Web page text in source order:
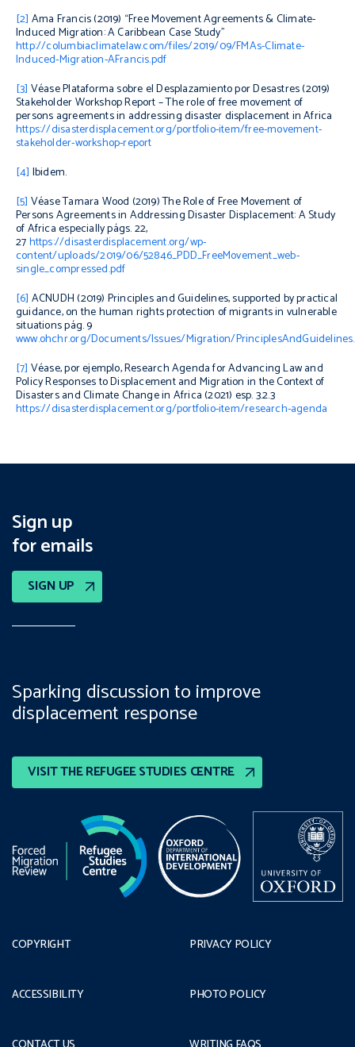
[2] Ama Francis (2019) “Free Movement Agreements & Climate-
Induced Migration: A Caribbean Case Study”
http://columbiaclimatelaw.com/files/2019/09/FMAs-Climate-
Induced-Migration-AFrancis.pdf
[3] Véase Plataforma sobre el Desplazamiento por Desastres (2019)
Stakeholder Workshop Report – The role of free movement of
persons agreements in addressing disaster displacement in Africa
https://disasterdisplacement.org/portfolio-item/free-movement-
stakeholder-workshop-report
[4] Ibidem.
[5] Véase Tamara Wood (2019)The Role of Free Movement of
Persons Agreements in Addressing Disaster Displacement: A Study
of Africaespecially págs. 22,
27https://disasterdisplacement.org/wp-
content/uploads/2019/06/52846_PDD_FreeMovement_web-
single_compressed.pdf
[6] ACNUDH (2019) Principles and Guidelines, supported by practical
guidance, on the human rights protection of migrants in vulnerable
situationspág. 9
www.ohchr.org/Documents/Issues/Migration/
[7] Véase, por ejemplo, Research Agenda for Advancing Law and
Policy Responses to Displacement and Migration in the Context of
Disasters and Climate Change in Africa (2021) esp. 3.2.3
https://disasterdisplacement.org/portfolio-item/research-agenda
Sign up
for emails
SIGN UP
VISIT THE REFUGEE STUDIES CENTRE
Sparking discussion to improve
displacement response
COPYRIGHT
ACCESSIBILITY
PRIVACY POLICY
PHOTO POLICY